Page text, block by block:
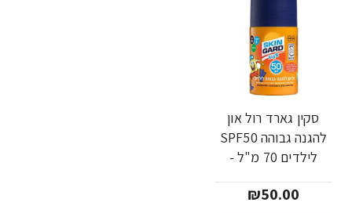
סקין גארד רול און
להגנה גבוהה SPF50
לילדים 70 מ"ל -
₪50.00